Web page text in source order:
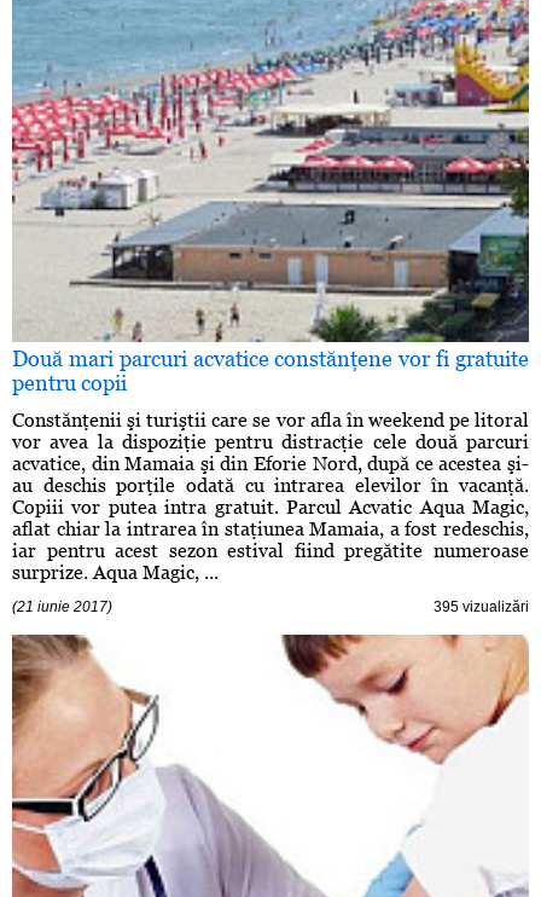
Două mari parcuri acvatice constănţene vor fi gratuite
pentru copii
Constănţenii şi turiştii care se vor afla în weekend pe litoral
vor avea la dispoziţie pentru distracţie cele două parcuri
acvatice, din Mamaia şi din Eforie Nord, după ce acestea şi-
au deschis porţile odată cu intrarea elevilor în vacanţă.
Copiii vor putea intra gratuit. Parcul Acvatic Aqua Magic,
aflat chiar la intrarea în staţiunea Mamaia, a fost redeschis,
iar pentru acest sezon estival fiind pregătite numeroase
surprize. Aqua Magic, ...
(21 iunie 2017) 395 vizualizări